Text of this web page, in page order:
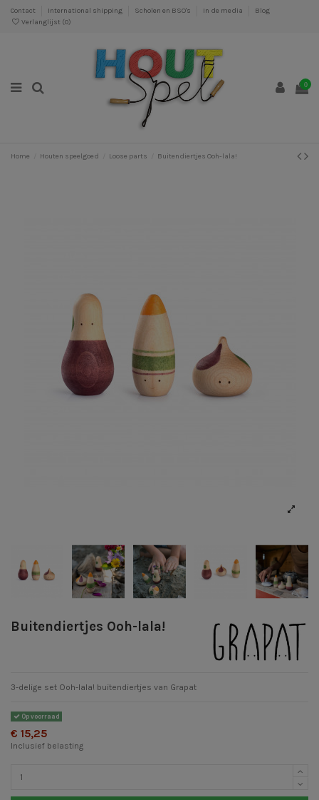
Contact International shipping Scholen en BSO's In de media
Blog
Verlanglijst (0)
0
Home Houten speelgoed Loose parts Buitendiertjes Ooh-lala!
Buitendiertjes Ooh-lala!
3-delige set Ooh-lala! buitendiertjes van Grapat
Op voorraad
€ 15,25
Inclusief belasting